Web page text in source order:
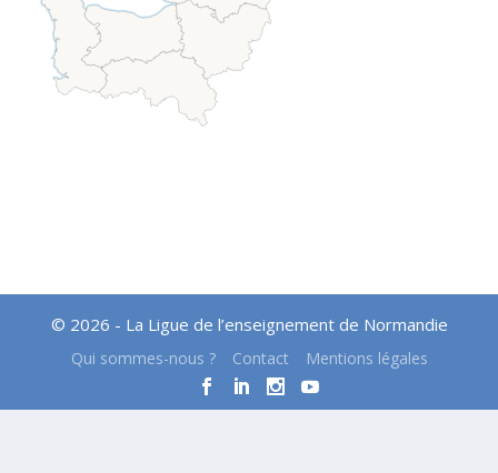
© 2026 - La Ligue de l’enseignement de Normandie
Qui sommes-nous ? Contact Mentions légales